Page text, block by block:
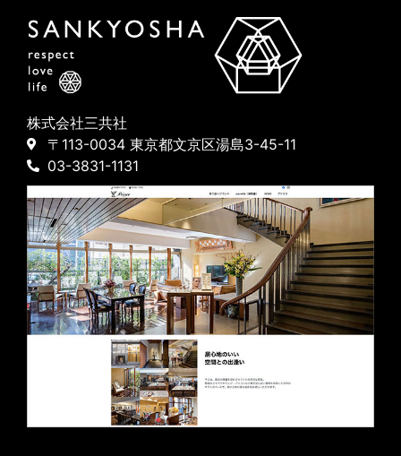
株式会社三共社
〒113-0034 東京都文京区湯島3-45-11
03-3831-1131